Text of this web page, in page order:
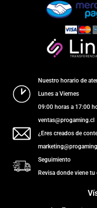
Nuestro horario de
Lunes a Viernes
09:00 horas a 17:00
ventas@progaming.cl
¿Eres creados de
Seguimiento
Revisa donde viene tu